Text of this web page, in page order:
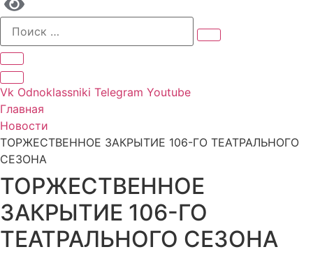
Vk Odnoklassniki Telegram Youtube
Главная
Новости
ТОРЖЕСТВЕННОЕ ЗАКРЫТИЕ 106-ГО ТЕАТРАЛЬНОГО
СЕЗОНА
ТОРЖЕСТВЕННОЕ
ЗАКРЫТИЕ 106-ГО
ТЕАТРАЛЬНОГО СЕЗОНА